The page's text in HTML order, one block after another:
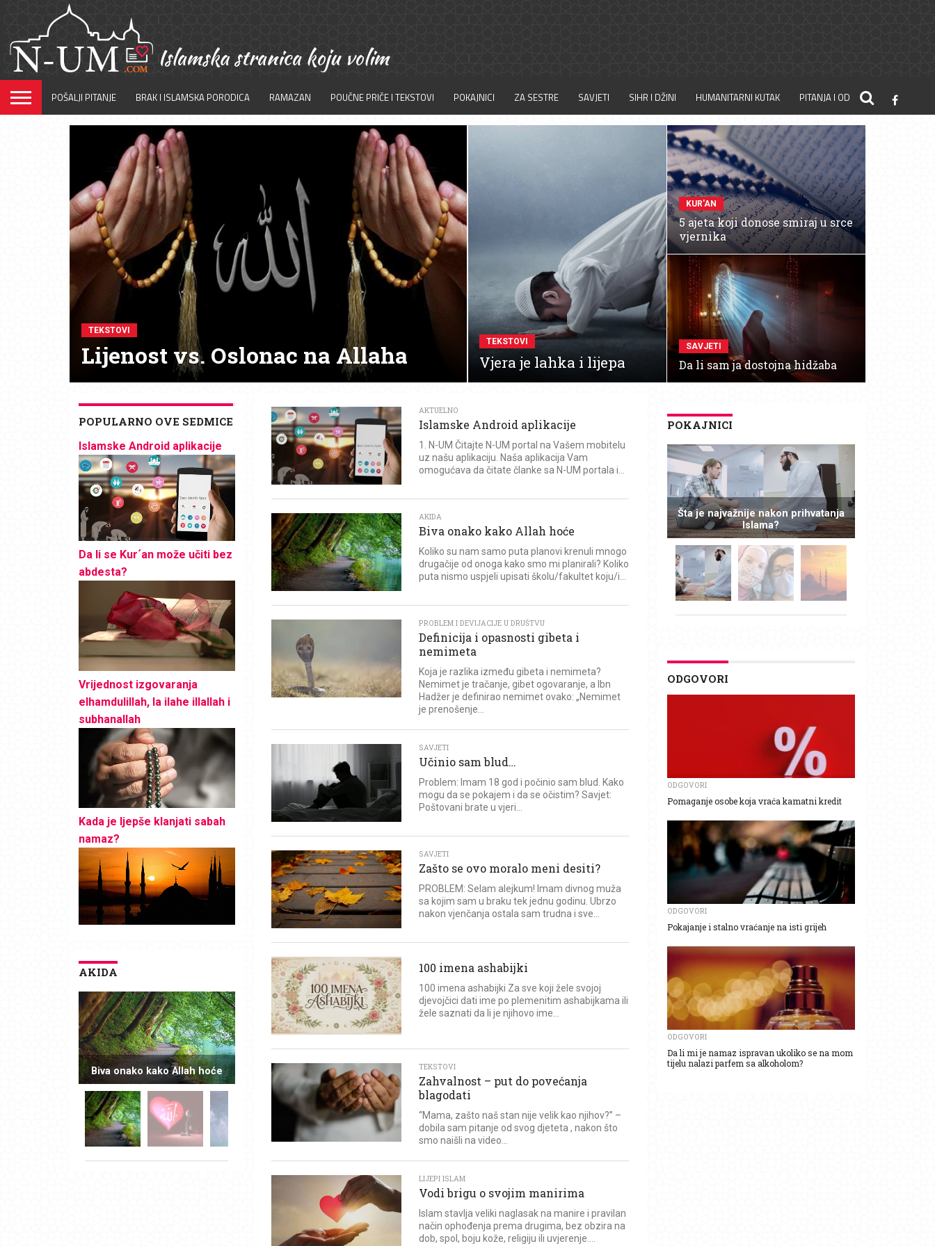
POŠALJI PITANJE BRAK I ISLAMSKA PORODICA RAMAZAN POUČNE PRIČE I TEKSTOVI POKAJNICI ZA SESTRE SAVJETI SIHR I DŽINI HUMANITARNI KUTAK PITANJA I ODGOVORI
TEKSTOVI
Lijenost vs. Oslonac na Allaha TEKSTOVI
Vjera je lahka i lijepa
KUR'AN
5 ajeta koji donose smiraj u srce
vjernika
SAVJETI
Da li sam ja dostojna hidžaba
AKTUELNO
Islamske Android aplikacije
1. N-UM Čitajte N-UM portal na Vašem mobitelu
uz našu aplikaciju. Naša aplikacija Vam
omogućava da čitate članke sa N-UM portala i...
AKIDA
Biva onako kako Allah hoće
Koliko su nam samo puta planovi krenuli mnogo
drugačije od onoga kako smo mi planirali? Koliko
puta nismo uspjeli upisati školu/fakultet koju/i...
PROBLEM I DEVIJACIJE U DRUŠTVU
Definicija i opasnosti gibeta i
nemimeta
Koja je razlika između gibeta i nemimeta?
Nemimet je tračanje, gibet ogovaranje, a Ibn
Hadžer je definirao nemimet ovako: „Nemimet
je prenošenje...
SAVJETI
Učinio sam blud…
Problem: Imam 18 god i počinio sam blud. Kako
mogu da se pokajem i da se očistim? Savjet:
Poštovani brate u vjeri...
SAVJETI
Zašto se ovo moralo meni desiti?
PROBLEM: Selam alejkum! Imam divnog muža
sa kojim sam u braku tek jednu godinu. Ubrzo
nakon vjenčanja ostala sam trudna i sve...
100 imena ashabijki
100 imena ashabijki Za sve koji žele svojoj
djevojčici dati ime po plemenitim ashabijkama ili
žele saznati da li je njihovo ime...
TEKSTOVI
Zahvalnost – put do povećanja
blagodati
“Mama, zašto naš stan nije velik kao njihov?” –
dobila sam pitanje od svog djeteta , nakon što
smo naišli na video...
LIJEPI ISLAM
Vodi brigu o svojim manirima
Islam stavlja veliki naglasak na manire i pravilan
način ophođenja prema drugima, bez obzira na
dob, spol, boju kože, religiju ili uvjerenje....
POPULARNO OVE SEDMICE
Islamske Android aplikacije
Da li se Kur´an može učiti bez
abdesta?
Vrijednost izgovaranja
elhamdulillah, la ilahe illallah i
subhanallah
Kada je ljepše klanjati sabah
namaz?
AKIDA
Biva onako kako Allah hoće
POKAJNICI
Šta je najvažnije nakon prihvatanja
Islama?
ODGOVORI
ODGOVORI
Pomaganje osobe koja vraća kamatni kredit
ODGOVORI
Pokajanje i stalno vraćanje na isti grijeh
ODGOVORI
Da li mi je namaz ispravan ukoliko se na mom
tijelu nalazi parfem sa alkoholom?